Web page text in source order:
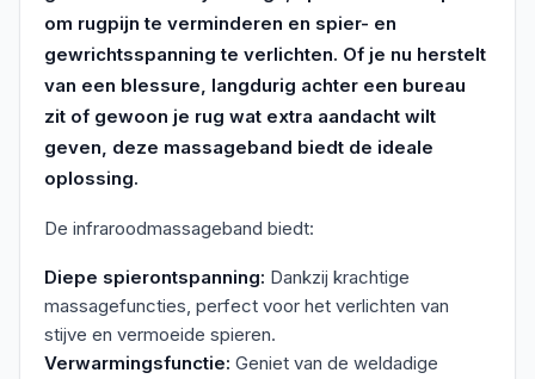
om rugpijn te verminderen en spier- en
gewrichtsspanning te verlichten. Of je nu herstelt
van een blessure, langdurig achter een bureau
zit of gewoon je rug wat extra aandacht wilt
geven, deze massageband biedt de ideale
oplossing.
De infraroodmassageband biedt:
Diepe spierontspanning: Dankzij krachtige
massagefuncties, perfect voor het verlichten van
stijve en vermoeide spieren.
Verwarmingsfunctie: Geniet van de weldadige